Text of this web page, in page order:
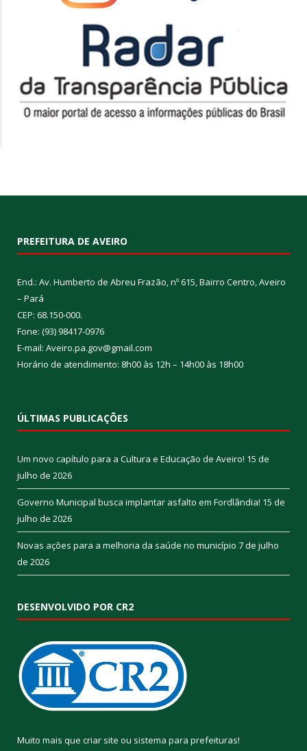
PREFEITURA DE AVEIRO
End.: Av. Humberto de Abreu Frazão, nº 615, Bairro Centro, Aveiro
– Pará
CEP: 68.150-000.
Fone: (93) 98417-0976
E-mail: Aveiro.pa.gov@gmail.com
Horário de atendimento: 8h00 às 12h – 14h00 às 18h00
ÚLTIMAS PUBLICAÇÕES
Um novo capítulo para a Cultura e Educação de Aveiro! 15 de
julho de 2026
Governo Municipal busca implantar asfalto em Fordlândia! 15 de
julho de 2026
Novas ações para a melhoria da saúde no município 7 de julho
de 2026
DESENVOLVIDO POR CR2
Muito mais que criar site ou sistema para prefeituras!